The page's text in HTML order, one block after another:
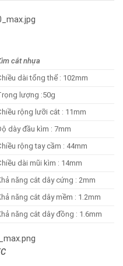
cắt nhựa
dài tổng thể : 102mm
lượng :50g
rộng lưỡi cắt : 11mm
dày đầu kìm : 7mm
rộng tay cầm : 44mm
dài mũi kìm : 14mm
năng cắt dây cứng : 2mm
năng cắt dây mềm : 1.2mm
năng cắt dây đồng : 1.6mm